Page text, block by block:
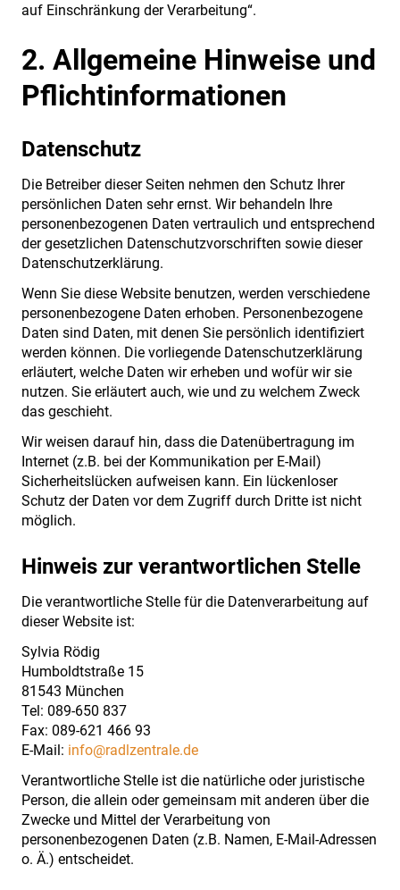
auf Einschränkung der Verarbeitung“.
2. Allgemeine Hinweise und
Pflichtinformationen
Datenschutz
Die Betreiber dieser Seiten nehmen den Schutz Ihrer
persönlichen Daten sehr ernst. Wir behandeln Ihre
personenbezogenen Daten vertraulich und entsprechend
der gesetzlichen Datenschutzvorschriften sowie dieser
Datenschutzerklärung.
Wenn Sie diese Website benutzen, werden verschiedene
personenbezogene Daten erhoben. Personenbezogene
Daten sind Daten, mit denen Sie persönlich identifiziert
werden können. Die vorliegende Datenschutzerklärung
erläutert, welche Daten wir erheben und wofür wir sie
nutzen. Sie erläutert auch, wie und zu welchem Zweck
das geschieht.
Wir weisen darauf hin, dass die Datenübertragung im
Internet (z.B. bei der Kommunikation per E-Mail)
Sicherheitslücken aufweisen kann. Ein lückenloser
Schutz der Daten vor dem Zugriff durch Dritte ist nicht
möglich.
Hinweis zur verantwortlichen Stelle
Die verantwortliche Stelle für die Datenverarbeitung auf
dieser Website ist:
Sylvia Rödig
Humboldtstraße 15
81543 München
Tel: 089-650 837
Fax: 089-621 466 93
E-Mail: info@radlzentrale.de
Verantwortliche Stelle ist die natürliche oder juristische
Person, die allein oder gemeinsam mit anderen über die
Zwecke und Mittel der Verarbeitung von
personenbezogenen Daten (z.B. Namen, E-Mail-Adressen
o. Ä.) entscheidet.